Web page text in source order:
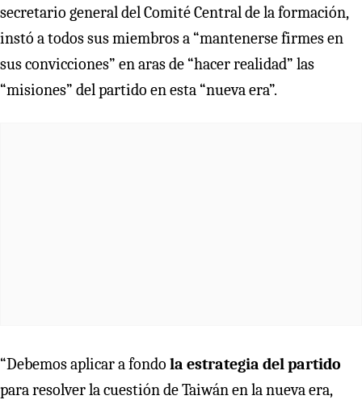
secretario general del Comité Central de la formación,
instó a todos sus miembros a “mantenerse firmes en
sus convicciones” en aras de “hacer realidad” las
“misiones” del partido en esta “nueva era”.
“Debemos aplicar a fondo la estrategia del partido
para resolver la cuestión de Taiwán en la nueva era,